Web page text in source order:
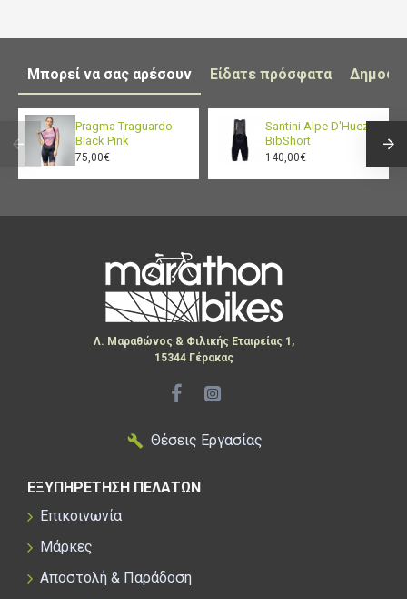
Μπορεί να σας αρέσουν Είδατε πρόσφατα
Pragma Traguardo
Black Pink
75,00€
Santini Alpe D'Huez
BibShort
140,00€
Λ. Μαραθώνος & Φιλικής Εταιρείας 1,
15344 Γέρακας
Θέσεις Εργασίας
ΕΞΥΠΗΡΕΤΗΣΗ ΠΕΛΑΤΩΝ
Επικοινωνία
Μάρκες
Αποστολή & Παράδοση